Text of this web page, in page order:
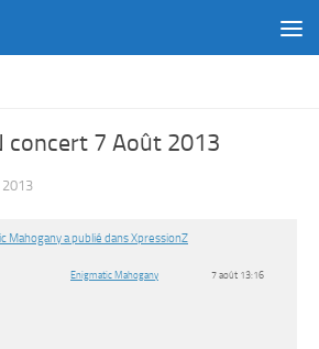
concert 7 Août 2013
2013
Mahogany a publié dans XpressionZ
Enigmatic Mahogany 7 août 13:16